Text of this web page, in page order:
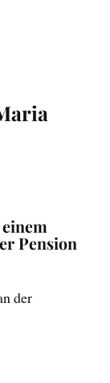
Pension
der